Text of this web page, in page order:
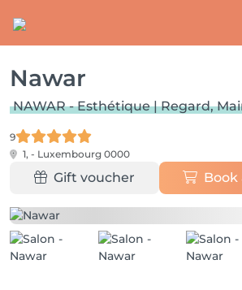
Nawar
NAWAR - Esthétique | Regard,
9
1, - Luxembourg 0000
Gift voucher